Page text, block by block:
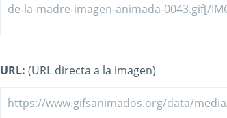
URL: (URL directa a la imagen)